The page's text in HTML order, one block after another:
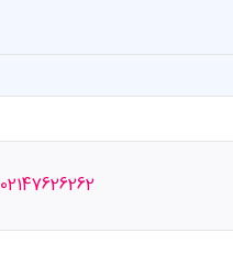
02147626262